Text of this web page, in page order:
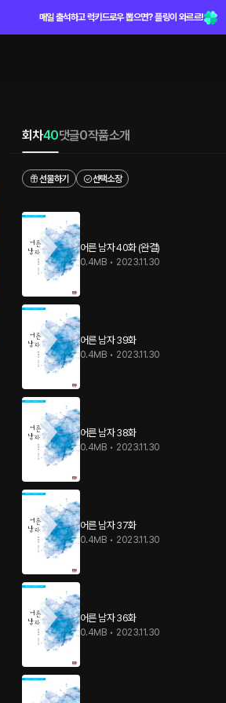
매일 출석하고 럭키드로우 뽑으면? 플링이 와르르!
회차40댓글0작품소개
선물하기 선택소장
어른 남자 40화 (완결)
0.4MB • 2023.11.30
어른 남자 39화
0.4MB • 2023.11.30
어른 남자 38화
0.4MB • 2023.11.30
어른 남자 37화
0.4MB • 2023.11.30
어른 남자 36화
0.4MB • 2023.11.30